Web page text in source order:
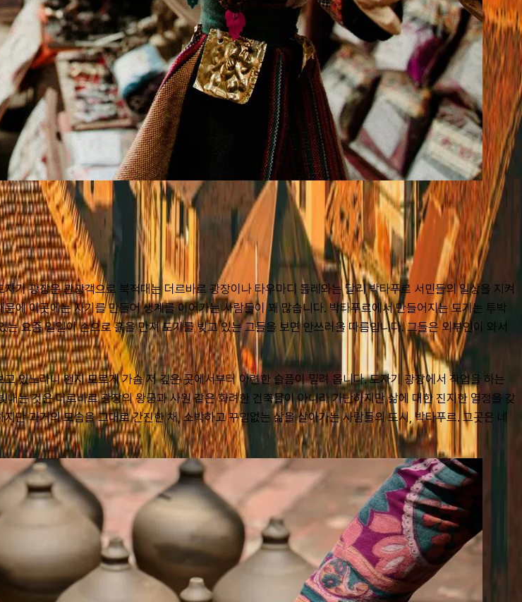
기 광장은 관광객으로 북적대는 더르바르 광장이나 타우마디 톨레와는 달리 박타푸르 서민들의 일상을 지켜
에 이곳에는 자기를 만들어 생계를 이어가는 사람들이 꽤 많습니다. 박타푸르에서 만들어지는 도기는 투박
요즘 일일이 손으로 흙을 만져 도기를 빚고 있는 그들을 보면 안쓰러울 따름입니다. 그들은 외부인이 와서
있노라니 왠지 모르게 가슴 저 깊은 곳에서부터 아련한 슬픔이 밀려 옵니다. 도자기 광장에서 작업을 하는
는 것은 더르바르 광장의 왕궁과 사원 같은 화려한 건축물이 아니라 가난하지만 삶에 대한 진지한 열정을 갖
만 과거의 모습을 그대로 간진한 채, 소박하고 꾸밈없는 삶을 살아가는 사람들의 도시, 박타푸르. 그곳은 네